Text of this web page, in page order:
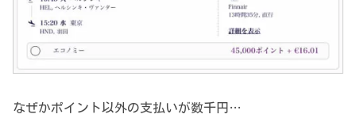
なぜかポイント以外の支払いが数千円…